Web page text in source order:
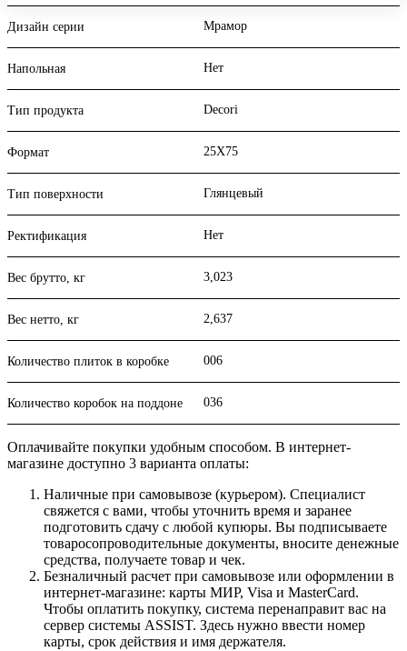
Дизайн серии Мрамор
Напольная Нет
Тип продукта Decori
Формат 25X75
Тип поверхности Глянцевый
Ректификация Нет
Вес брутто, кг 3,023
Вес нетто, кг 2,637
Количество плиток в коробке 006
Количество коробок на поддоне 036
Оплачивайте покупки удобным способом. В интернет-
магазине доступно 3 варианта оплаты:
Наличные при самовывозе (курьером). Специалист
свяжется с вами, чтобы уточнить время и заранее
подготовить сдачу с любой купюры. Вы подписываете
товаросопроводительные документы, вносите денежные
средства, получаете товар и чек.
Безналичный расчет при самовывозе или оформлении в
интернет-магазине: карты МИР, Visa и MasterCard.
Чтобы оплатить покупку, система перенаправит вас на
сервер системы ASSIST. Здесь нужно ввести номер
карты, срок действия и имя держателя.